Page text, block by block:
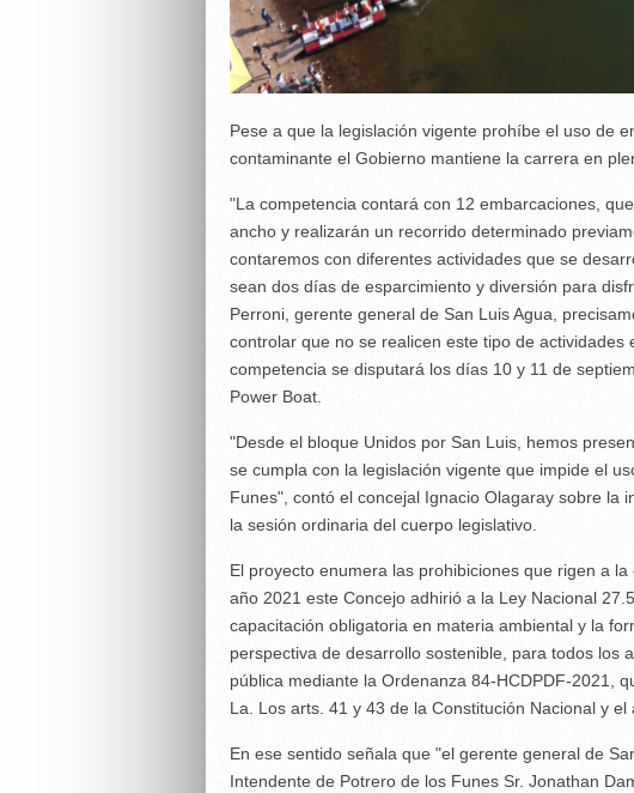
Pese a que la legislación vigente prohíbe el uso de
contaminante el Gobierno mantiene la carrera en
"La competencia contará con 12 embarcaciones,
ancho y realizarán un recorrido determinado
contaremos con diferentes actividades que se
sean dos días de esparcimiento y diversión para
Perroni, gerente general de San Luis Agua,
controlar que no se realicen este tipo de
competencia se disputará los días 10 y 11 de
Power Boat.
"Desde el bloque Unidos por San Luis, hemos
se cumpla con la legislación vigente que impide el
Funes", contó el concejal Ignacio Olagaray sobre la
la sesión ordinaria del cuerpo legislativo.
El proyecto enumera las prohibiciones que rigen a
año 2021 este Concejo adhirió a la Ley Nacional
capacitación obligatoria en materia ambiental y la
perspectiva de desarrollo sostenible, para todos los
pública mediante la Ordenanza 84-HCDPDF-2021,
La. Los arts. 41 y 43 de la Constitución Nacional y
En ese sentido señala que "el gerente general de
Intendente de Potrero de los Funes Sr. Jonathan